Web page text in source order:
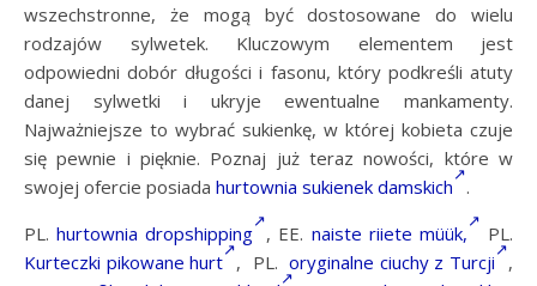
wszechstronne, że mogą być dostosowane do wielu
rodzajów sylwetek. Kluczowym elementem jest
odpowiedni dobór długości i fasonu, który podkreśli atuty
danej sylwetki i ukryje ewentualne mankamenty.
Najważniejsze to wybrać sukienkę, w której kobieta czuje
się pewnie i pięknie. Poznaj już teraz nowości, które w
swojej ofercie posiada hurtownia sukienek damskich .
PL.hurtownia dropshipping , EE. naiste riiete müük,
PL.
Kurteczki pikowane hurt , PL.oryginalne ciuchy z Turcji
,